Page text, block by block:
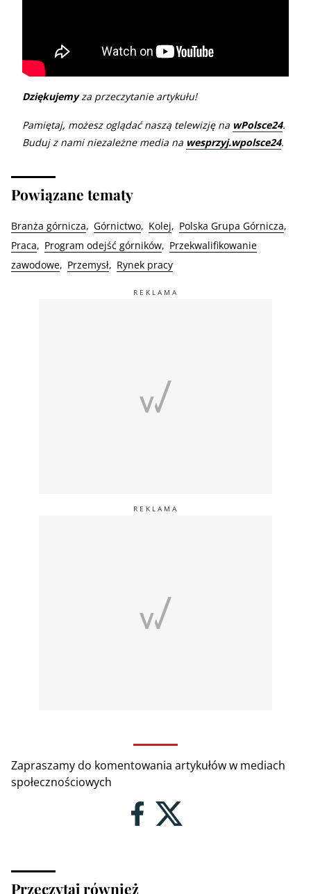
Dziękujemyza przeczytanie artykułu!
Pamiętaj, możesz oglądać naszą telewizję na wPolsce24.
Buduj z nami niezależne media na wesprzyj.wpolsce24.
Powiązane tematy
Branża górnicza Górnictwo Kolej
Polska Grupa Górnicza
Praca
Program odejść górników
Przekwalifikowanie
zawodowe
Przemysł Rynek pracy
Zapraszamy do komentowania artykułów w mediach
społecznościowych
Przeczytaj również